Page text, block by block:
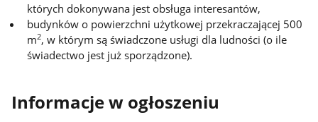
których dokonywana jest obsługa interesantów,
budynków o powierzchni użytkowej przekraczającej 500
m2, w którym są świadczone usługi dla ludności (o ile
świadectwo jest już sporządzone).
Informacje w ogłoszeniu